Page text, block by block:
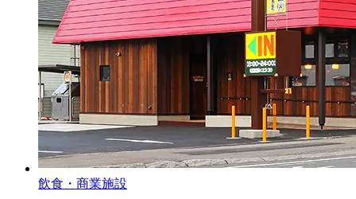
飲食・商業施設